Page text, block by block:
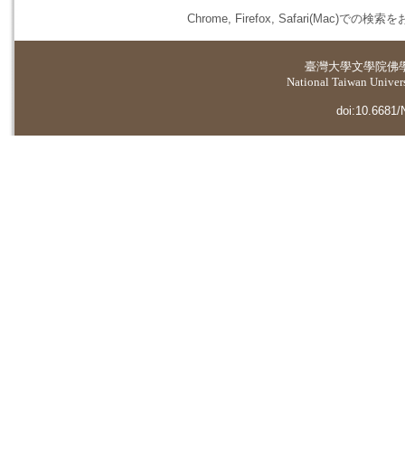
Chrome, Firefox, Safari(Mac)での検索を
臺灣大學文學院佛
National Taiwan
doi:10.6681/